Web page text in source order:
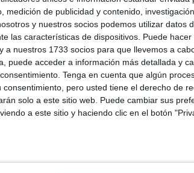
medición de publicidad y contenido,
y nuestros socios podemos utilizar datos
las características de dispositivos. Puede hacer
a nuestros 1733 socios para que llevemos a
puede acceder a información más detallada y
Tenga en cuenta que algún
pero usted tiene el derecho de
solo a este sitio web. Puede cambiar sus
a este sitio y haciendo clic en el botón